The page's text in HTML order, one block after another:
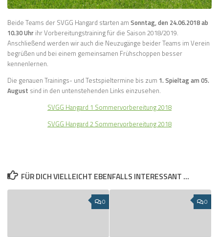
Beide Teams der SVGG Hangard starten am Sonntag, den 24.06.2018 ab
10.30 Uhr ihr Vorbereitungstraining für die Saison 2018/2019.
Anschließend werden wir auch die Neuzugänge beider Teams im Verein
begrüßen und bei einem gemeinsamen Frühschoppen besser
kennenlernen.
Die genauen Trainings- und Testspieltermine bis zum 1. Spieltag am 05.
August sind in den untenstehenden Links einzusehen.
SVGG Hangard 1 Sommervorbereitung 2018
SVGG Hangard 2 Sommervorbereitung 2018
FÜR DICH VIELLEICHT EBENFALLS INTERESSANT …
0 0